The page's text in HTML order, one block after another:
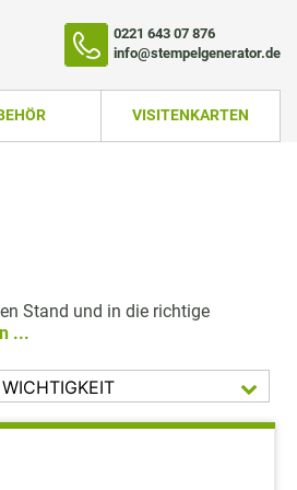
0221 643 07 876
info@stempelgenerator.de
VISITENKARTEN
Stand und in die richtige
...
WICHTIGKEIT